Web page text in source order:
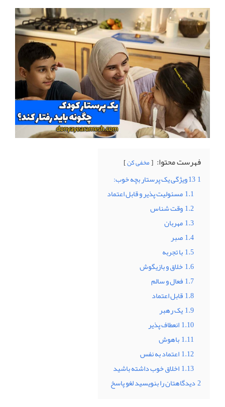
فهرست محتوا: مخفی کن
113 ویژگی یک پرستار بچه خوب:
1.1مسئولیت پذیر و قابل اعتماد
1.2وقت شناس
1.3مهربان
1.4صبر
1.5با تجربه
1.6خلاق و بازیگوش
1.7فعال و سالم
1.8قابل اعتماد
1.9یک رهبر
1.10انعطاف پذیر
1.11باهوش
1.12اعتماد به نفس
1.13اخلاق خوب داشته باشید
2دیدگاهتان را بنویسید لغو پاسخ